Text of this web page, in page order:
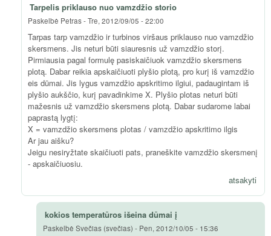
Tarpelis priklauso nuo vamzdžio storio
Paskelbė Petras-Tre, 2012/09/05 - 22:00
Tarpas tarp vamzdžio ir turbinos viršaus priklauso nuo vamzdžio
skersmens. Jis neturi būti siauresnis už vamzdžio storį.
Pirmiausia pagal formulę pasiskaičiuok vamzdžio skersmens
plotą. Dabar reikia apskaičiuoti plyšio plotą, pro kurį iš vamzdžio
eis dūmai. Jis lygus vamzdžio apskritimo ilgiui, padaugintam iš
plyšio aukščio, kurį pavadinkime X. Plyšio plotas neturi būti
mažesnis už vamzdžio skersmens plotą. Dabar sudarome labai
paprastą lygtį:
X = vamzdžio skersmens plotas / vamzdžio apskritimo ilgis
Ar jau aišku?
Jeigu nesiryžtate skaičiuoti pats, praneškite vamzdžio skersmenį
- apskaičiuosiu.
atsakyti
kokios temperatūros išeina dūmai į
Paskelbė Svečias (svečias) - Pen, 2012/10/05 - 15:36